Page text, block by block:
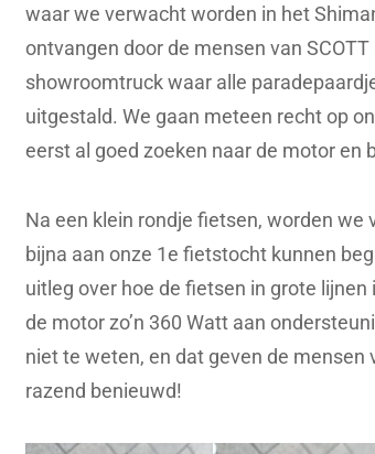
waar we verwacht worden in het
ontvangen door de mensen van
showroomtruck waar alle
uitgestald. We gaan meteen recht op
eerst al goed zoeken naar de motor en
Na een klein rondje fietsen, worden
bijna aan onze 1e fietstocht kunnen
uitleg over hoe de fietsen in grote
de motor zo’n 360 Watt aan
niet te weten, en dat geven de mensen
razend benieuwd!